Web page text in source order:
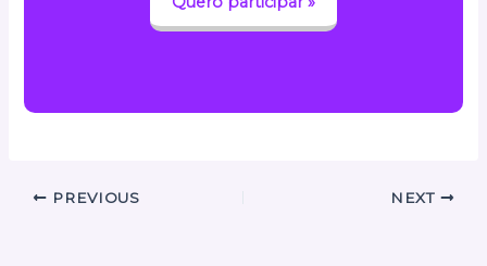
PREVIOUS NEXT